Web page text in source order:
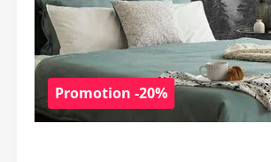
Promotion -20%